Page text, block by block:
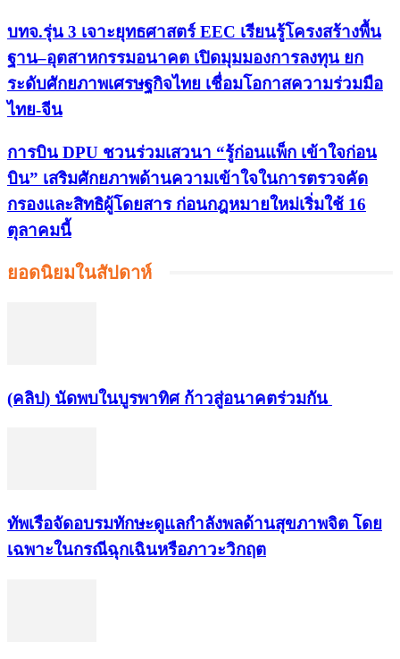
บทจ.รุ่น 3 เจาะยุทธศาสตร์ EEC เรียนรู้โครงสร้างพื้น
ฐาน–อุตสาหกรรมอนาคต เปิดมุมมองการลงทุน ยก
ระดับศักยภาพเศรษฐกิจไทย เชื่อมโอกาสความร่วมมือ
ไทย-จีน
การบิน DPU ชวนร่วมเสวนา “รู้ก่อนแพ็ก เข้าใจก่อน
บิน” เสริมศักยภาพด้านความเข้าใจในการตรวจคัด
กรองและสิทธิผู้โดยสาร ก่อนกฎหมายใหม่เริ่มใช้ 16
ตุลาคมนี้
ยอดนิยมในสัปดาห์
(คลิป) นัดพบในบูรพาทิศ ก้าวสู่อนาคตร่วมกัน
ทัพเรือจัดอบรมทักษะดูแลกำลังพลด้านสุขภาพจิต โดย
เฉพาะในกรณีฉุกเฉินหรือภาวะวิกฤต